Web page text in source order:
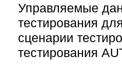
Управляемые
тестирования
сценарии
тестирования